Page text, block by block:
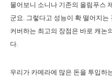
물어보니 소니나 기존의 올림푸스
군요. 그렇다고 성능이 확 떨어지
커버하는 최고의 장점은 바로 캐논
다.
우리가 카메라에 많은 돈을 투입하